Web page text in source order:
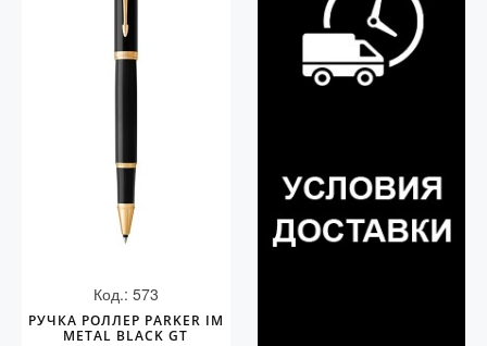
Код.: 573
РУЧКА РОЛЛЕР PARKER IM
METAL BLACK GT